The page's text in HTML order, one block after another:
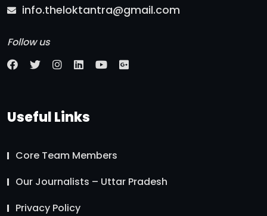
info.theloktantra@gmail.com
Follow us
Useful Links
Core Team Members
Our Journalists – Uttar Pradesh
Privacy Policy